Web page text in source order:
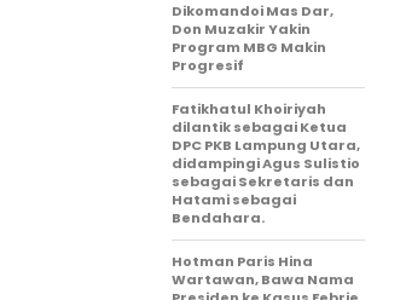
Dikomandoi Mas Dar,
Don Muzakir Yakin
Program MBG Makin
Progresif
Fatikhatul Khoiriyah
dilantik sebagai Ketua
DPC PKB Lampung Utara,
didampingi Agus Sulistio
sebagai Sekretaris dan
Hatami sebagai
Bendahara.
Hotman Paris Hina
Wartawan, Bawa Nama